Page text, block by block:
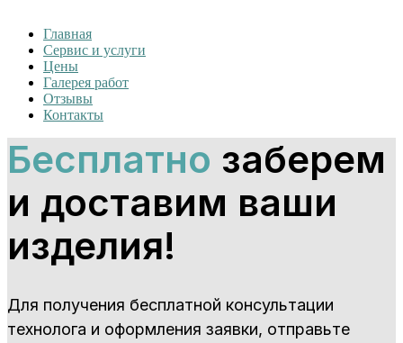
Главная
Сервис и услуги
Цены
Галерея работ
Отзывы
Контакты
Бесплатно заберем
и доставим ваши
изделия!
Для получения бесплатной консультации
технолога и оформления заявки, отправьте